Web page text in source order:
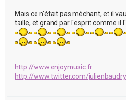
Mais ce n'était pas méchant, et il
taille, et grand par l'esprit comme il
http://www.enjoymusic.fr
http://www.twitter.com/julienbaudry